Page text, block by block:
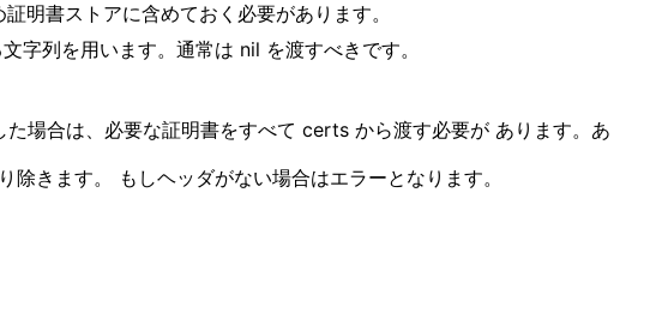
明書ストアに含めておく必要があります。
字列を用います。通常は nil を渡すべきです。
場合は、必要な証明書をすべて certs から渡す必要が あります。あ
きます。 もしヘッダがない場合はエラーとなります。